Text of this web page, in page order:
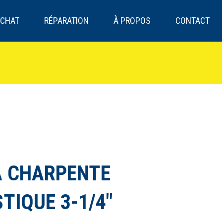
RÉPARATION À PROPOS CONTACT
CHARPENTE
3-1/4″